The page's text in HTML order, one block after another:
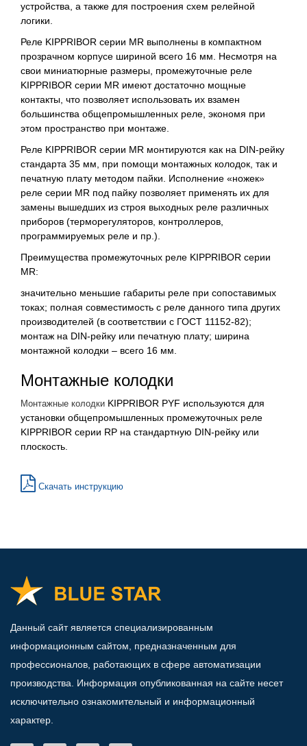
устройства, а также для построения схем релейной
логики.
Реле KIPPRIBOR серии MR выполнены в компактном
прозрачном корпусе шириной всего 16 мм. Несмотря на
свои миниатюрные размеры, промежуточные реле
KIPPRIBOR серии MR имеют достаточно мощные
контакты, что позволяет использовать их взамен
большинства общепромышленных реле, экономя при
этом пространство при монтаже.
Реле KIPPRIBOR серии MR монтируются как на DIN-рейку
стандарта 35 мм, при помощи монтажных колодок, так и
печатную плату методом пайки. Исполнение «ножек»
реле серии MR под пайку позволяет применять их для
замены вышедших из строя выходных реле различных
приборов (терморегуляторов, контроллеров,
программируемых реле и пр.).
Преимущества промежуточных реле KIPPRIBOR серии
MR:
значительно меньшие габариты реле при сопоставимых
токах; полная совместимость с реле данного типа других
производителей (в соответствии с ГОСТ 11152-82);
монтаж на DIN-рейку или печатную плату; ширина
монтажной колодки – всего 16 мм.
Монтажные колодки
Монтажные колодки KIPPRIBOR PYF используются для
установки общепромышленных промежуточных реле
KIPPRIBOR серии RP на стандартную DIN-рейку или
плоскость.
Скачать инструкцию
Данный сайт является специализированным
информационным сайтом, предназначенным для
профессионалов, работающих в сфере автоматизации
производства. Информация опубликованная на сайте несет
исключительно ознакомительный и информационный
характер.